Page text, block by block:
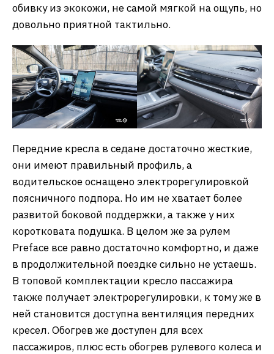
обивку из экокожи, не самой мягкой на ощупь, но
довольно приятной тактильно.
Передние кресла в седане достаточно жесткие,
они имеют правильный профиль, а
водительское оснащено электрорегулировкой
поясничного подпора. Но им не хватает более
развитой боковой поддержки, а также у них
коротковата подушка. В целом же за рулем
Preface все равно достаточно комфортно, и даже
в продолжительной поездке сильно не устаешь.
В топовой комплектации кресло пассажира
также получает электрорегулировки, к тому же в
ней становится доступна вентиляция передних
кресел. Обогрев же доступен для всех
пассажиров, плюс есть обогрев рулевого колеса и